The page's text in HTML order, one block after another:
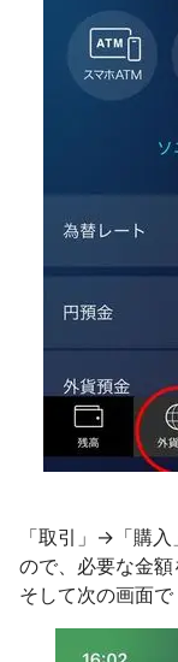
「取引」→「購
ので、必要な金額
そして次の画面で